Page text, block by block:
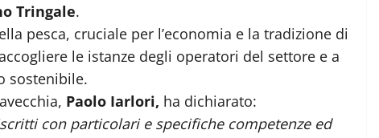
Tringale.
pesca, cruciale per l’economia e la tradizione di
le istanze degli operatori del settore e a
sostenibile.
Paolo Iarlori, ha dichiarato:
con particolari e specifiche competenze ed